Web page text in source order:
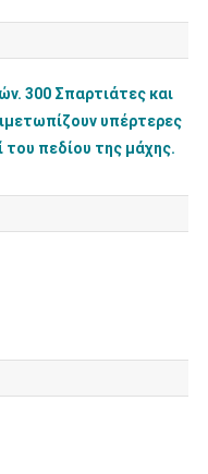
300 Σπαρτιάτες και
υπέρτερες
του πεδίου της μάχης.